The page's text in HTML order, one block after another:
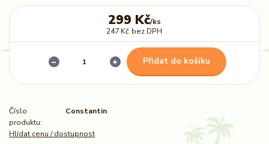
299 Kč/ks
247 Kč bez DPH
Přidat do košíku
Číslo
produktu:
Constantin
Hlídat cenu / dostupnost